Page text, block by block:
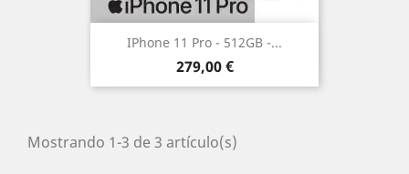
IPhone 11 Pro - 512GB -...
Precio
279,00 €
Mostrando 1-3 de 3 artículo(s)